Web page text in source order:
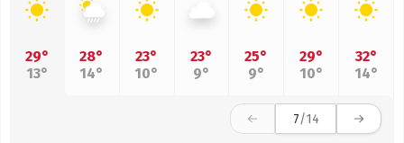
29°
13°
28°
14°
23°
10°
23°
9°
25°
9°
29°
10°
32°
14°
7/14